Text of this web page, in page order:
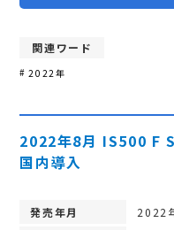
関連ワード
2022年
2022年8月 IS500 F
国内導入
発売年月 2022